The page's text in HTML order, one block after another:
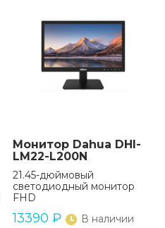
Монитор Dahua DHI-
LM22-L200N
21.45-дюймовый
светодиодный монитор
FHD
13390 ₽ В наличии